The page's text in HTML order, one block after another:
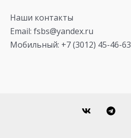
Наши контакты
Email: fsbs@yandex.ru
Мобильный: +7 (3012) 45-46-63